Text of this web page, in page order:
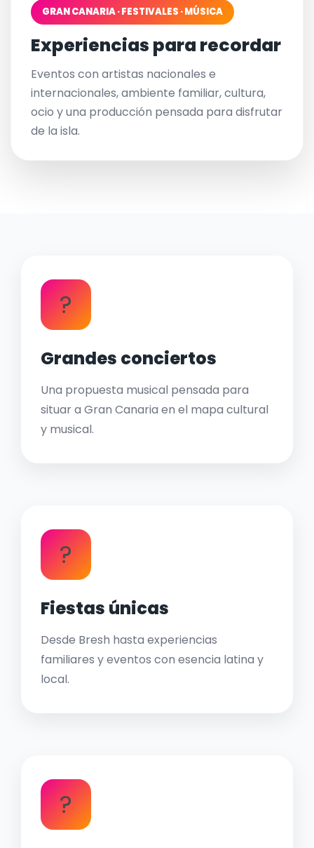
GRAN CANARIA · FESTIVALES · MÚSICA
Experiencias para recordar
Eventos con artistas nacionales e
internacionales, ambiente familiar, cultura,
ocio y una producción pensada para disfrutar
de la isla.
?
Grandes conciertos
Una propuesta musical pensada para
situar a Gran Canaria en el mapa cultural
y musical.
?
Fiestas únicas
Desde Bresh hasta experiencias
familiares y eventos con esencia latina y
local.
?